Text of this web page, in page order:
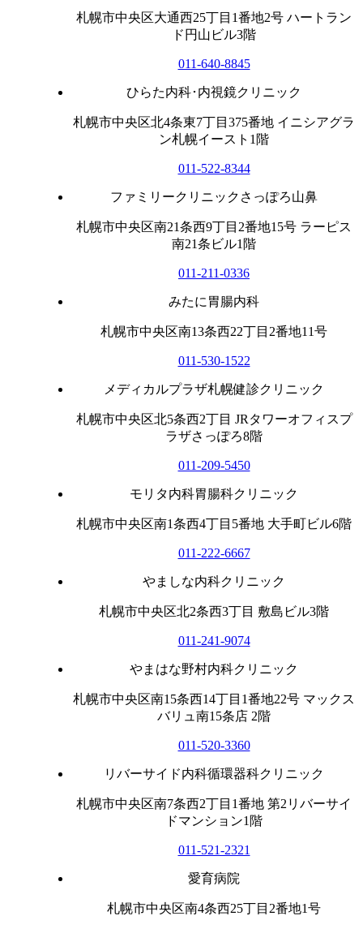
札幌市中央区大通西25丁目1番地2号 ハートラン
ド円山ビル3階
011-640-8845
ひらた内科･内視鏡クリニック
札幌市中央区北4条東7丁目375番地 イニシアグラ
ン札幌イースト1階
011-522-8344
ファミリークリニックさっぽろ山鼻
札幌市中央区南21条西9丁目2番地15号 ラーピス
南21条ビル1階
011-211-0336
みたに胃腸内科
札幌市中央区南13条西22丁目2番地11号
011-530-1522
メディカルプラザ札幌健診クリニック
札幌市中央区北5条西2丁目 JRタワーオフィスプ
ラザさっぽろ8階
011-209-5450
モリタ内科胃腸科クリニック
札幌市中央区南1条西4丁目5番地 大手町ビル6階
011-222-6667
やましな内科クリニック
札幌市中央区北2条西3丁目 敷島ビル3階
011-241-9074
やまはな野村内科クリニック
札幌市中央区南15条西14丁目1番地22号 マックス
バリュ南15条店 2階
011-520-3360
リバーサイド内科循環器科クリニック
札幌市中央区南7条西2丁目1番地 第2リバーサイ
ドマンション1階
011-521-2321
愛育病院
札幌市中央区南4条西25丁目2番地1号